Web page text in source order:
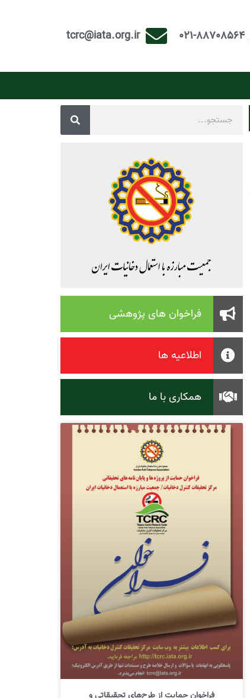
021-88708564
tcrc@iata.org.ir
فراخوان های پژوهشی
اطلاعیه ها
همکاری با ما
فراخوان حمایت از طرح‌های تحقیقاتی و